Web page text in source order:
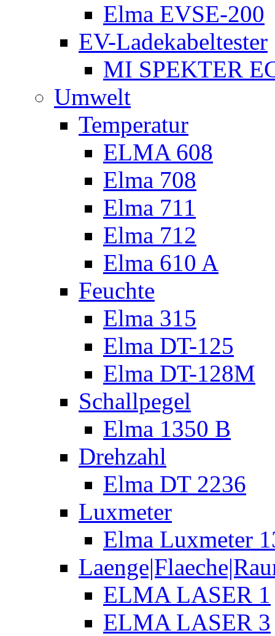
Elma EVSE-200
EV-Ladekabeltester
MI SPEKTER
Umwelt
Temperatur
ELMA 608
Elma 708
Elma 711
Elma 712
Elma 610 A
Feuchte
Elma 315
Elma DT-125
Elma DT-128M
Schallpegel
Elma 1350 B
Drehzahl
Elma DT 2236
Luxmeter
Elma Luxmeter
ELMA LASER 1
ELMA LASER 3